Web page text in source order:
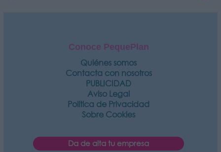
Conoce PequePlan
Quiénes somos
Contacta con nosotros
PUBLICIDAD
Aviso Legal
Política de Privacidad
Sobre Cookies
Da de alta tu empresa